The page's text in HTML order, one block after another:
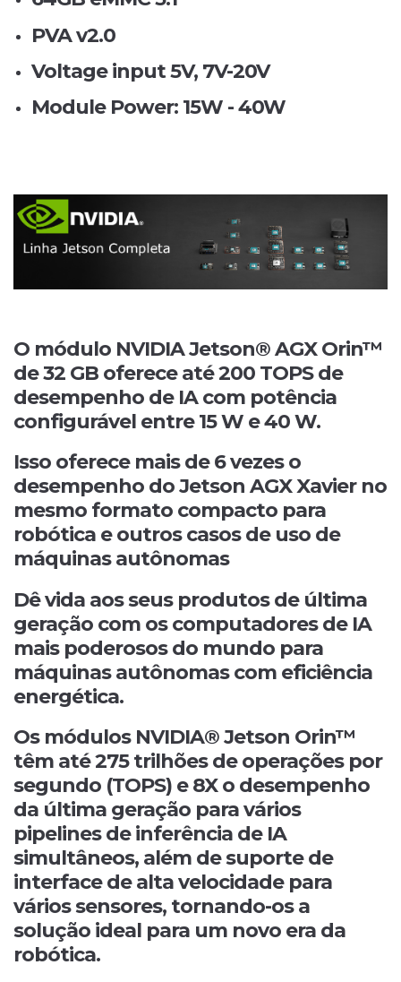
PVA v2.0
Voltage input 5V, 7V-20V
Module Power: 15W - 40W
O módulo NVIDIA Jetson® AGX Orin™
de 32 GB oferece até 200 TOPS de
desempenho de IA com potência
configurável entre 15 W e 40 W.
Isso oferece mais de 6 vezes o
desempenho do Jetson AGX Xavier no
mesmo formato compacto para
robótica e outros casos de uso de
máquinas autônomas
Dê vida aos seus produtos de última
geração com os computadores de IA
mais poderosos do mundo para
máquinas autônomas com eficiência
energética.
Os módulos NVIDIA® Jetson Orin™
têm até 275 trilhões de operações por
segundo (TOPS) e 8X o desempenho
da última geração para vários
pipelines de inferência de IA
simultâneos, além de suporte de
interface de alta velocidade para
vários sensores, tornando-os a
solução ideal para um novo era da
robótica.